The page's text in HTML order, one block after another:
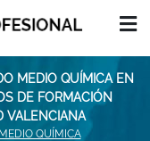
MEDIO QUÍMICA EN
DE FORMACIÓN
VALENCIANA
QUÍMICA